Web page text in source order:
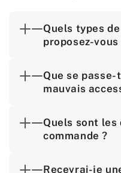
Quels types
proposez-vous
Que se
mauvais
Quels sont les
commande ?
Recevrai-je